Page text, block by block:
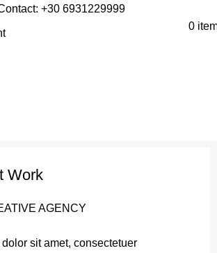
+30 6931229999
0
Work
AGENCY
sit amet, consectetuer